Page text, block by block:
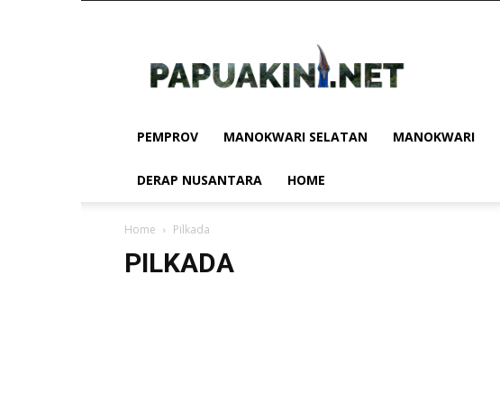
PEMPROV MANOKWARI SELATAN MANOKWARI
DERAP NUSANTARA HOME
Home Pilkada
PILKADA